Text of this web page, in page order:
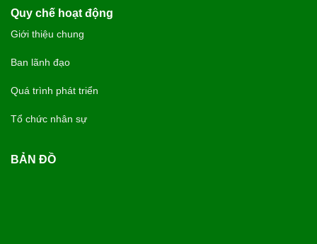
Quy chế hoạt động
Giới thiệu chung
Ban lãnh đạo
Quá trình phát triển
Tổ chức nhân sự
BẢN ĐỒ